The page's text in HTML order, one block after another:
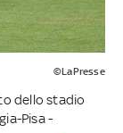
©LaPresse
dello stadio
Pisa -